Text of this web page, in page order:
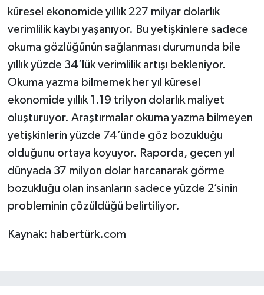
küresel ekonomide yıllık 227 milyar dolarlık
verimlilik kaybı yaşanıyor. Bu yetişkinlere sadece
okuma gözlüğünün sağlanması durumunda bile
yıllık yüzde 34’lük verimlilik artışı bekleniyor.
Okuma yazma bilmemek her yıl küresel
ekonomide yıllık 1.19 trilyon dolarlık maliyet
oluşturuyor. Araştırmalar okuma yazma bilmeyen
yetişkinlerin yüzde 74’ünde göz bozukluğu
olduğunu ortaya koyuyor. Raporda, geçen yıl
dünyada 37 milyon dolar harcanarak görme
bozukluğu olan insanların sadece yüzde 2’sinin
probleminin çözüldüğü belirtiliyor.
Kaynak: habertürk.com